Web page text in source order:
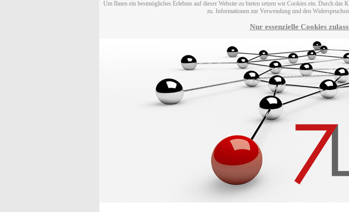
Um Ihnen ein bestmögliches Erlebnis auf dieser Website zu bieten setzen wir Cookies ein. Durch
zu. Informationen zur Verwendung und den
Nur essenzielle Cookies